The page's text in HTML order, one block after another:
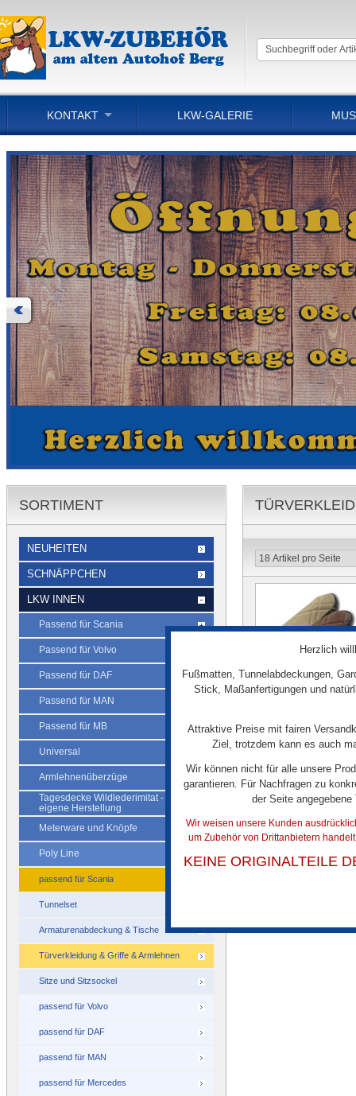
KONTAKT LKW-GALERIE
Drittanbieter,
Originalteil des
Herstellers
€ 45,00
SORTIMENT
NEUHEITEN
SCHNÄPPCHEN
LKW INNEN
Passend für Scania
Passend für Volvo
Passend für DAF
Passend für MAN
Passend für MB
Universal
Armlehnenüberzüge
Tagesdecke Wildlederimitat -
eigene Herstellung
Meterware und Knöpfe
Poly Line
passend für Scania
Tunnelset
Armaturenabdeckung & Tische
Türverkleidung & Griffe & Armlehnen
Sitze und Sitzsockel
passend für Volvo
passend für DAF
passend für MAN
passend für Mercedes
Herzlich
Fußmatten, Tunnelabdeckungen,
Stick, Maßanfertigungen und
Attraktive Preise mit fairen
Ziel, trotzdem kann es auch
Wir können nicht für alle unsere
garantieren. Für Nachfragen zu
der Seite
Wir weisen unsere Kunden
um Zubehör von Drittanbietern
KEINE ORIGINALTEILE